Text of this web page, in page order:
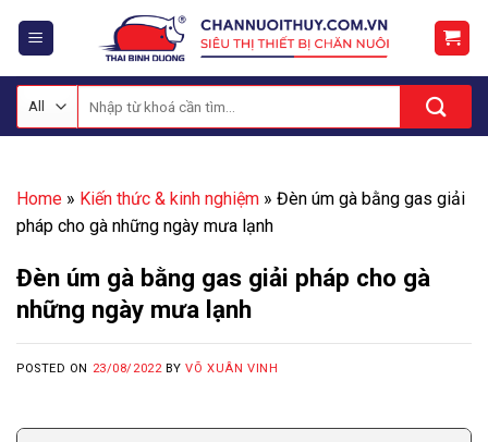
kiếm:
Home » Kiến thức & kinh nghiệm » Đèn úm gà bằng gas giải
pháp cho gà những ngày mưa lạnh
Đèn úm gà bằng gas giải pháp cho gà
những ngày mưa lạnh
POSTED ON 23/08/2022 BYVÕ XUÂN VINH